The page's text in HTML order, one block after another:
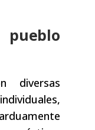
diversas